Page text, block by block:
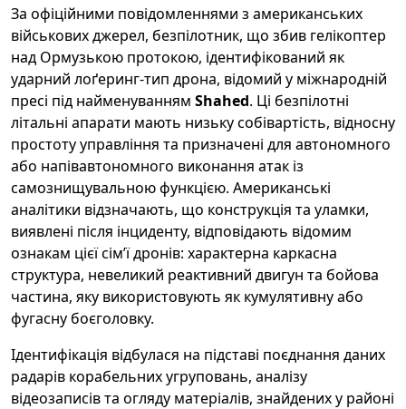
За офіційними повідомленнями з американських
військових джерел, безпілотник, що збив гелікоптер
над Ормузькою протокою, ідентифікований як
ударний лоґеринг-тип дрона, відомий у міжнародній
пресі під найменуванням Shahed. Ці безпілотні
літальні апарати мають низьку собівартість, відносну
простоту управління та призначені для автономного
або напівавтономного виконання атак із
самознищувальною функцією. Американські
аналітики відзначають, що конструкція та уламки,
виявлені після інциденту, відповідають відомим
ознакам цієї сім’ї дронів: характерна каркасна
структура, невеликий реактивний двигун та бойова
частина, яку використовують як кумулятивну або
фугасну боєголовку.
Ідентифікація відбулася на підставі поєднання даних
радарів корабельних угруповань, аналізу
відеозаписів та огляду матеріалів, знайдених у районі